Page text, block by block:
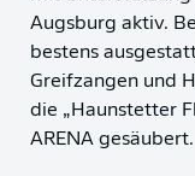
Augsburg aktiv.
bestens
Greifzangen und
die „Haunstetter
ARENA gesäubert.